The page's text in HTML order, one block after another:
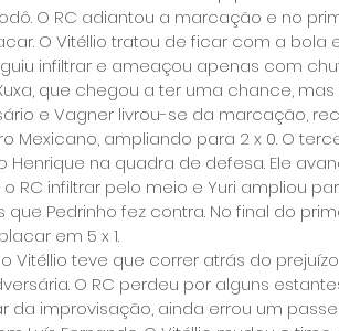
O RC adiantou a marcação e no
O Vitéllio tratou de ficar com a
infiltrar e ameaçou apenas com
que chegou a ter uma chance, mas
e Vagner livrou-se da marcação,
Mexicano, ampliando para 2 x 0. O
Henrique na quadra de defesa. Ele
RC infiltrar pelo meio e Yuri ampliou
que Pedrinho fez contra. No final do
em 5 x 1.
Vitéllio teve que correr atrás do
O RC perdeu por alguns
da improvisação, ainda errou um